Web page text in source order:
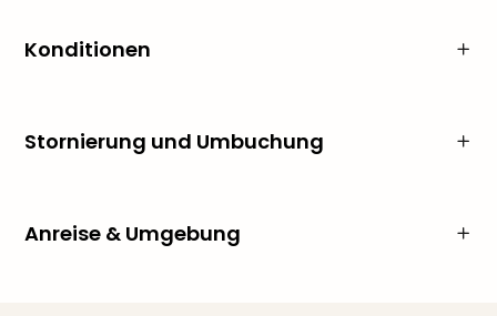
Konditionen
Stornierung und Umbuchung
Anreise & Umgebung